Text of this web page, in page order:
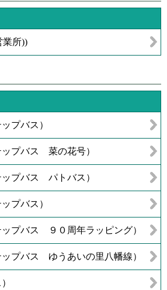
業所))
プバス）
プバス 菜の花号）
プバス パトバス）
プバス）
プバス ９０周年ラッピング）
プバス ゆうあいの里八幡線）